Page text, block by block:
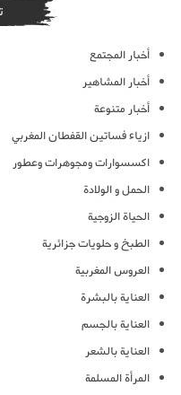
أخبار المجتمع
أخبار المشاهير
أخبار متنوعة
ازياء فساتين القفطان المغربي
اكسسوارات ومجوهرات وعطور
الحمل و الولادة
الحياة الزوجية
الطبخ و حلويات جزائرية
العروس المغربية
العناية بالبشرة
العناية بالجسم
العناية بالشعر
المرأة المسلمة